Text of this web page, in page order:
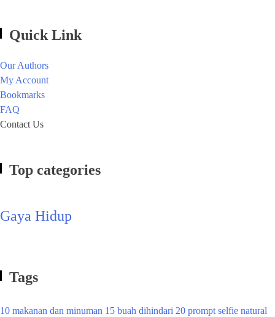
Quick Link
Our Authors
My Account
Bookmarks
FAQ
Contact Us
Top categories
Gaya Hidup
Tags
10 makanan dan minuman 15 buah dihindari 20 prompt selfie natural